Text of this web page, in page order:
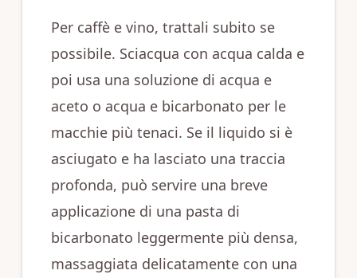
Per caffè e vino, trattali subito se
possibile. Sciacqua con acqua calda e
poi usa una soluzione di acqua e
aceto o acqua e bicarbonato per le
macchie più tenaci. Se il liquido si è
asciugato e ha lasciato una traccia
profonda, può servire una breve
applicazione di una pasta di
bicarbonato leggermente più densa,
massaggiata delicatamente con una